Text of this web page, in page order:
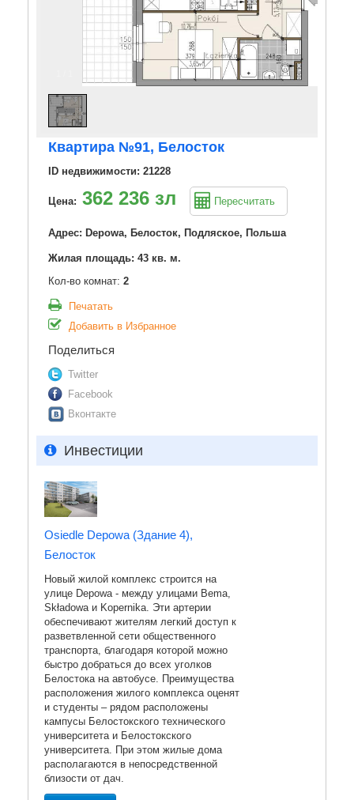
Квартира №91, Белосток
ID недвижимости: 21228
Цена: 362 236 зл Пересчитать
Адрес: Depowa, Белосток, Подляское, Польша
Жилая площадь: 43 кв. м.
Кол-во комнат: 2
Печатать
Добавить в Избранное
Поделиться
Twitter
Facebook
Вконтакте
Инвестиции
Osiedle Depowa (Здание 4),
Белосток
Новый жилой комплекс строится на
улице Depowa - между улицами Bema,
Składowa и Kopernika. Эти артерии
обеспечивают жителям легкий доступ к
разветвленной сети общественного
транспорта, благодаря которой можно
быстро добраться до всех уголков
Белостока на автобусе. Преимущества
расположения жилого комплекса оценят
и студенты – рядом расположены
кампусы Белостокского технического
университета и Белостокского
университета. При этом жилые дома
располагаются в непосредственной
близости от дач.